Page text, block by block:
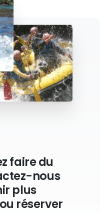
faire du
nous
plus
réserver